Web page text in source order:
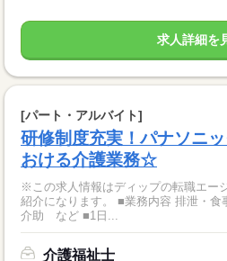
求人詳細を
[パート・アルバイト]
研修制度充実！パナソニ
おける介護業務☆
※この求人情報はディップの転職エー
紹介になります。 ■業務内容 排泄・食
介助 など ■1日...
介護福祉士